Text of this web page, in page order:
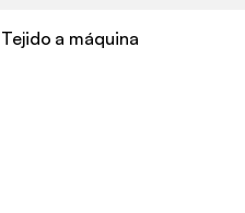
Tejido a máquina